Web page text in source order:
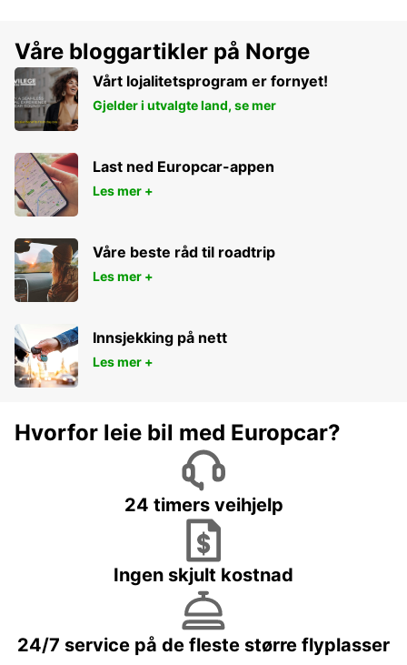
Våre bloggartikler på Norge
Vårt lojalitetsprogram er fornyet!
Gjelder i utvalgte land, se mer
Last ned Europcar-appen
Les mer +
Våre beste råd til roadtrip
Les mer +
Innsjekking på nett
Les mer +
Hvorfor leie bil med Europcar?
24 timers veihjelp
Ingen skjult kostnad
24/7 service på de fleste større flyplasser